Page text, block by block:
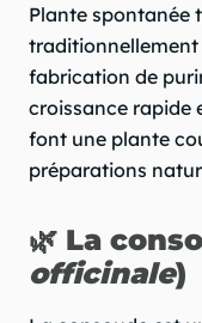
Plante spontanée
fabrication de
croissance rapide
font une plante
préparations
🌿 La
officinale)